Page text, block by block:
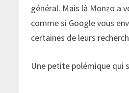
général. Mais là Monzo a
comme si Google vous
certaines de leurs
Une petite polémique qui